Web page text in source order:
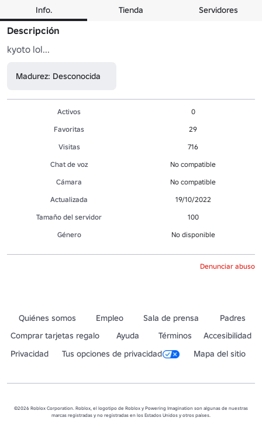
Info. Tienda Servidores
Descripción
kyoto lol...
Madurez: Desconocida
Activos
0
Favoritas
29
Visitas
716
Chat de voz
No compatible
Cámara
No compatible
Actualizada
19/10/2022
Tamaño del servidor
100
Género
No disponible
Denunciar abuso
Quiénes somos Empleo Sala de prensa
Padres
Comprar tarjetas regalo
Ayuda Términos
Accesibilidad
Privacidad
Tus opciones de privacidad Mapa del sitio
©2026 Roblox Corporation. Roblox, el logotipo de Roblox y Powering Imagination son algunas de nuestras
marcas registradas y no registradas en los Estados Unidos y otros países.